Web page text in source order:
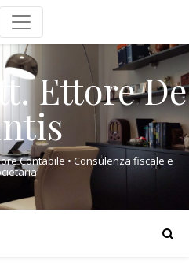
Ettore De
Contabile • Consulenza fiscale e